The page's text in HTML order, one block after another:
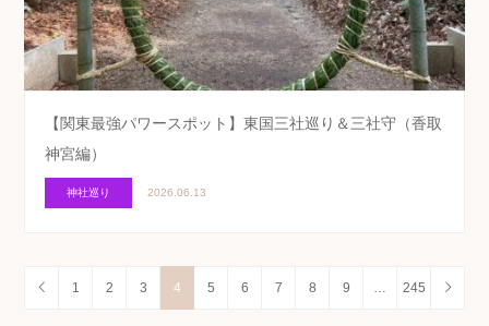
【関東最強パワースポット】東国三社巡り＆三社守（香取
神宮編）
神社巡り 2026.06.13
1 2 3 4 5 6 7 8 9 245